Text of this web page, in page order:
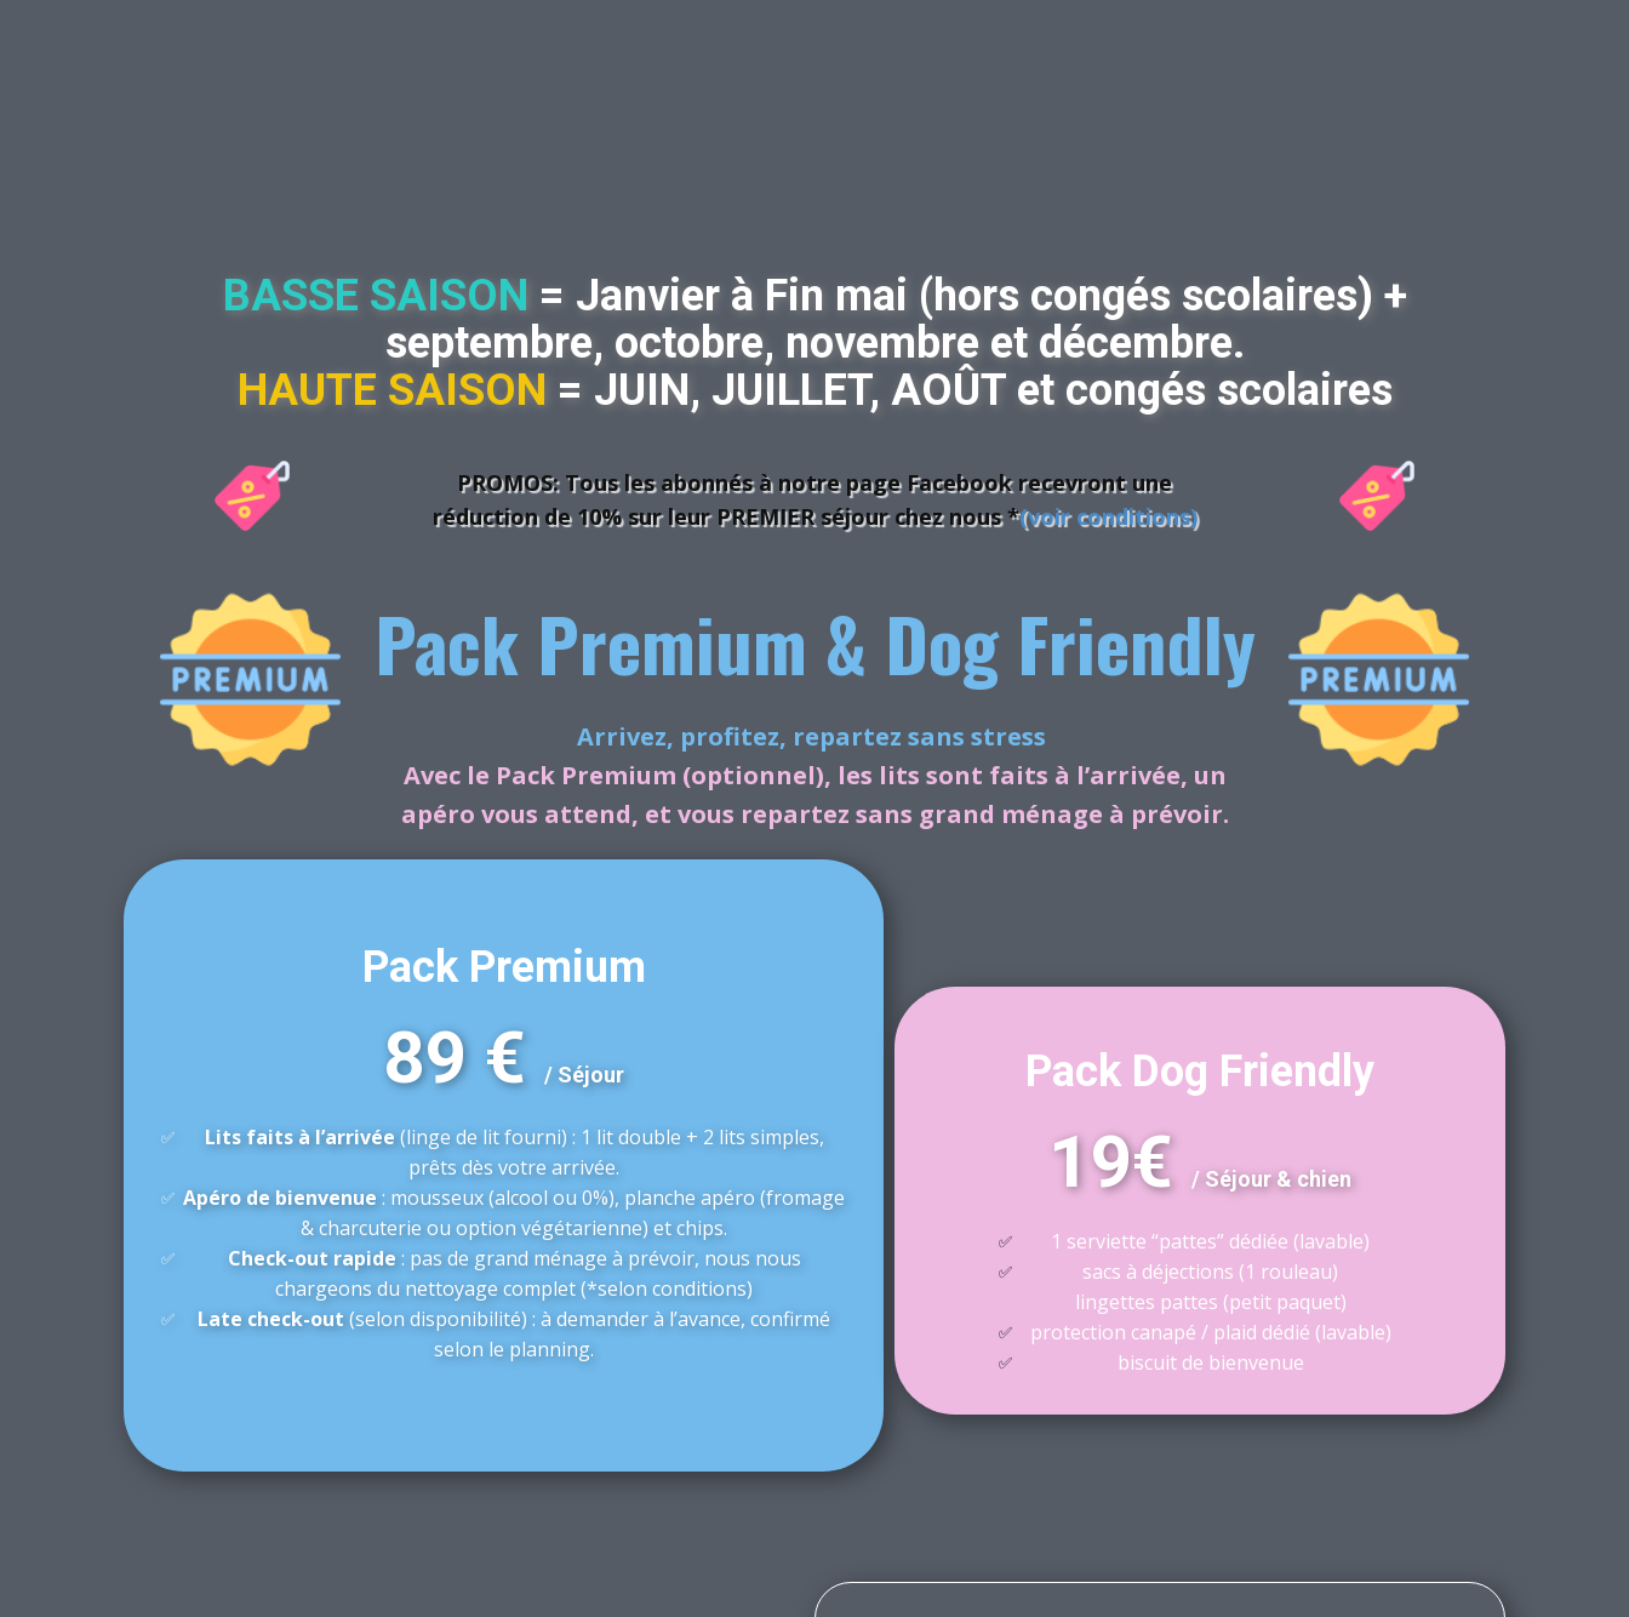
BASSE SAISON = Janvier à Fin mai (hors congés scolaires) +
septembre, octobre, novembre et décembre.
HAUTE SAISON = JUIN, JUILLET, AOÛT et congés scolaires
PROMOS: Tous les abonnés à notre page Facebook recevront une
réduction de 10% sur leur PREMIER séjour chez nous *(voir conditions)
Pack Premium & Dog Friendly
Arrivez, profitez, repartez sans stress
Avec le Pack Premium (optionnel), les lits sont faits à l’arrivée, un
apéro vous attend, et vous repartez sans grand ménage à prévoir.
Pack Premium
89 € / Séjour
✅ Lits faits à l’arrivée(linge de lit fourni) : 1 lit double + 2 lits simples,
prêts dès votre arrivée.
✅ Apéro de bienvenue: mousseux (alcool ou 0%), planche apéro (fromage
& charcuterie ou option végétarienne) et chips.
✅ Check-out rapide: pas de grand ménage à prévoir, nous nous
chargeons du nettoyage complet (*selon conditions)
✅ Late check-out (selon disponibilité) : à demander à l’avance, confirmé
selon le planning.
Pack Dog Friendly
19€ / Séjour & chien
✅ 1 serviette “pattes” dédiée (lavable)
✅
sacs à déjections (1 rouleau)
lingettes pattes (petit paquet)
✅ protection canapé / plaid dédié (lavable)
✅ biscuit de bienvenue